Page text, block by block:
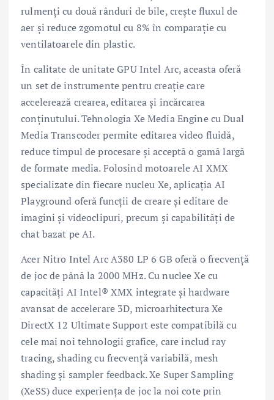
rulmenți cu două rânduri de bile, crește fluxul de
aer și reduce zgomotul cu 8% în comparație cu
ventilatoarele din plastic.
În calitate de unitate GPU Intel Arc, aceasta oferă
un set de instrumente pentru creație care
accelerează crearea, editarea și încărcarea
conținutului. Tehnologia Xe Media Engine cu Dual
Media Transcoder permite editarea video fluidă,
reduce timpul de procesare și acceptă o gamă largă
de formate media. Folosind motoarele AI XMX
specializate din fiecare nucleu Xe, aplicația AI
Playground oferă funcții de creare și editare de
imagini și videoclipuri, precum și capabilități de
chat bazat pe AI.
Acer Nitro Intel Arc A380 LP 6 GB oferă o frecvență
de joc de până la 2000 MHz. Cu nuclee Xe cu
capacități AI Intel® XMX integrate și hardware
avansat de accelerare 3D, microarhitectura Xe
DirectX 12 Ultimate Support este compatibilă cu
cele mai noi tehnologii grafice, care includ ray
tracing, shading cu frecvență variabilă, mesh
shading și sampler feedback. Xe Super Sampling
(XeSS) duce experiența de joc la noi cote prin